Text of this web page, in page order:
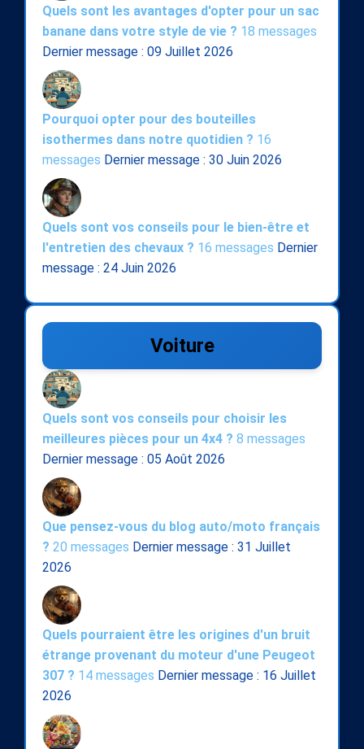
Quels sont les avantages d'opter pour un sac
banane dans votre style de vie ? 18 messages
Dernier message : 09 Juillet 2026
Pourquoi opter pour des bouteilles
isothermes dans notre quotidien ? 16
messages Dernier message : 30 Juin 2026
Quels sont vos conseils pour le bien-être et
l'entretien des chevaux ? 16 messages Dernier
message : 24 Juin 2026
Voiture
Quels sont vos conseils pour choisir les
meilleures pièces pour un 4x4 ? 8 messages
Dernier message : 05 Août 2026
Que pensez-vous du blog auto/moto français
? 20 messages Dernier message : 31 Juillet
2026
Quels pourraient être les origines d'un bruit
étrange provenant du moteur d'une Peugeot
307 ? 14 messages Dernier message : 16 Juillet
2026